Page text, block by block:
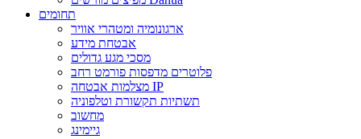
תחומים
ארגונומיה ומטהרי אוויר
אבטחת מידע
מסכי מגע גדולים
פלוטרים מדפסות פורמט רחב
מצלמות אבטחה IP
תשתיות תקשורת וטלפוניה
מחשוב
גיימינג